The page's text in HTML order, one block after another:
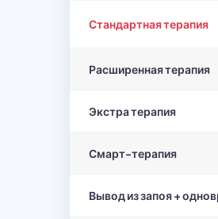
Стандартная терапия
Расширенная терапия
Экстра терапия
Смарт-терапия
Вывод из запоя +